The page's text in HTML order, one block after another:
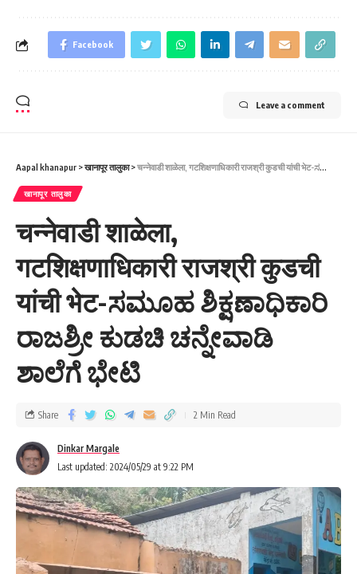
Facebook
Leave a comment
Aapal khanapur >खानापूर तालुका>चन्नेवाडी शाळेला, गटशिक्षणाधिकारी राजश्री कुडची यांची भेट-ಸಮೂಹ ಶಿಕ್ಷಣಾಧಿಕಾರಿ ರಾಜಶ್ರೀ ಕುಡಚಿ ಚನ್ನೇವಾಡಿ ಶಾಲೆಗೆ ಭೇಟಿ
खानापूर तालुका
चन्नेवाडी शाळेला,
गटशिक्षणाधिकारी राजश्री कुडची
यांची भेट-ಸಮೂಹ ಶಿಕ್ಷಣಾಧಿಕಾರಿ
ರಾಜಶ್ರೀ ಕುಡಚಿ ಚನ್ನೇವಾಡಿ
ಶಾಲೆಗೆ ಭೇಟಿ
Last updated: 2024/05/29 at 9:22 PM
Dinkar Margale
Share 2 Min Read